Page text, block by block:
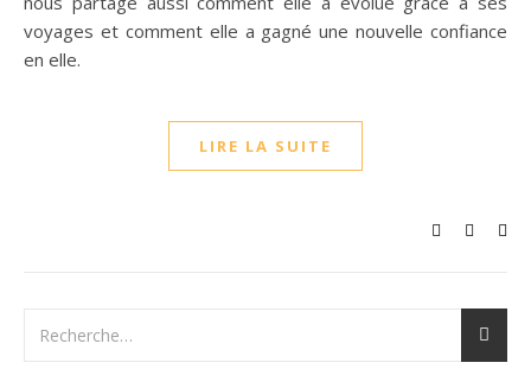
voyages et comment elle a gagné une nouvelle confiance
en elle.
LIRE LA SUITE